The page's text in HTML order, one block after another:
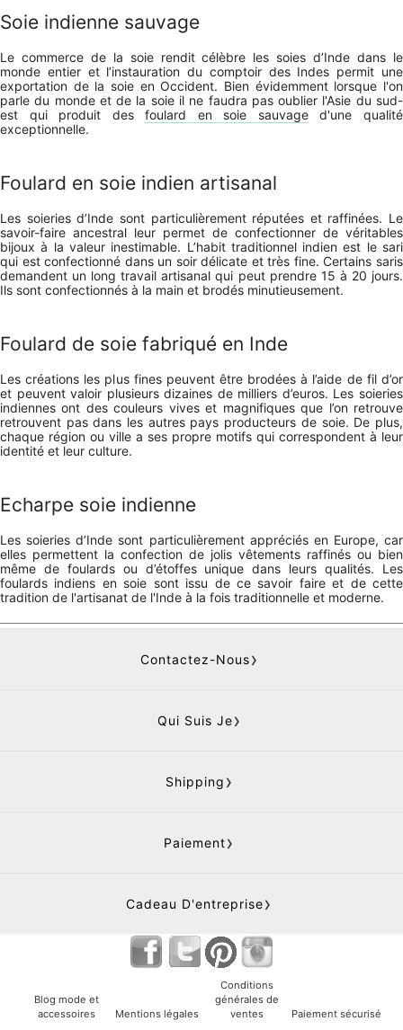
Soie indienne sauvage
Le commerce de la soie rendit célèbre les soies d’Inde dans le
monde entier et l’instauration du comptoir des Indes permit une
exportation de la soie en Occident. Bien évidemment lorsque l'on
parle du monde et de la soie il ne faudra pas oublier l'Asie du sud-
est qui produit desfoulard en soie sauvaged'une qualité
exceptionnelle.
Foulard en soie indien artisanal
Les soieries d’Inde sont particulièrement réputées et raffinées. Le
savoir-faire ancestral leur permet de confectionner de véritables
bijoux à la valeur inestimable. L’habit traditionnel indien est le sari
qui est confectionné dans un soir délicate et très fine. Certains saris
demandent un long travail artisanal qui peut prendre 15 à 20 jours.
Ils sont confectionnés à la main et brodés minutieusement.
Foulard de soie fabriqué en Inde
Les créations les plus fines peuvent être brodées à l’aide de fil d’or
et peuvent valoir plusieurs dizaines de milliers d’euros. Les soieries
indiennes ont des couleurs vives et magnifiques que l’on retrouve
retrouvent pas dans les autres pays producteurs de soie. De plus,
chaque région ou ville a ses propre motifs qui correspondent à leur
identité et leur culture.
Echarpe soie indienne
Les soieries d’Inde sont particulièrement appréciés en Europe, car
elles permettent la confection de jolis vêtements raffinés ou bien
même de foulards ou d’étoffes unique dans leurs qualités. Les
foulards indiens en soie sont issu de ce savoir faire et de cette
tradition de l'artisanat de l'Inde à la fois traditionnelle et moderne.
Contactez-Nous
Qui Suis Je
Shipping
Paiement
Cadeau D'entreprise
Blog mode et
accessoires
Mentions légales
Conditions
générales de
ventes
Paiement sécurisé